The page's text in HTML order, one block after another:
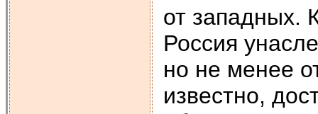
от западных.
Россия
но не менее
известно,